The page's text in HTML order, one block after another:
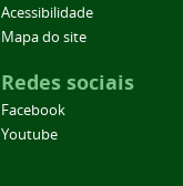
Acessibilidade
Mapa do site
Redes sociais
Facebook
Youtube